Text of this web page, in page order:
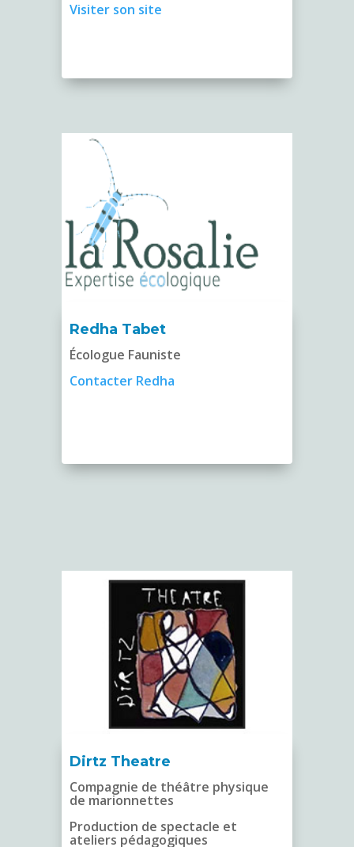
Visiter son site
Redha Tabet
Écologue Fauniste
Contacter Redha
Dirtz Theatre
Compagnie de théâtre physique
de marionnettes
Production de spectacle et
ateliers pédagogiques